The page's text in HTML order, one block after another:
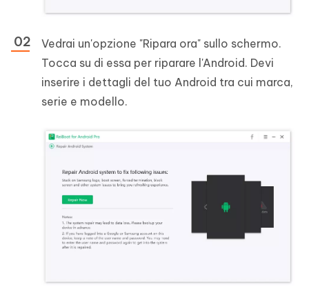
Vedrai un'opzione "Ripara ora" sullo schermo.
Tocca su di essa per riparare l'Android. Devi
inserire i dettagli del tuo Android tra cui marca,
serie e modello.